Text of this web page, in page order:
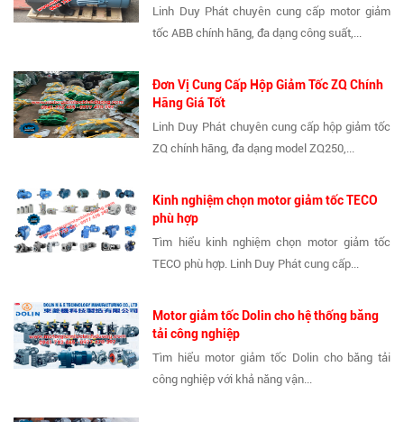
Linh Duy Phát chuyên cung cấp motor giảm
tốc ABB chính hãng, đa dạng công suất,...
Đơn Vị Cung Cấp Hộp Giảm Tốc ZQ Chính
Hãng Giá Tốt
Linh Duy Phát chuyên cung cấp hộp giảm tốc
ZQ chính hãng, đa dạng model ZQ250,...
Kinh nghiệm chọn motor giảm tốc TECO
phù hợp
Tìm hiểu kinh nghiệm chọn motor giảm tốc
TECO phù hợp. Linh Duy Phát cung cấp...
Motor giảm tốc Dolin cho hệ thống băng
tải công nghiệp
Tìm hiểu motor giảm tốc Dolin cho băng tải
công nghiệp với khả năng vận...